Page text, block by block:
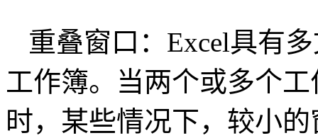
重叠窗口：Excel具有
工作簿。当两个或多个
时，某些情况下，较小